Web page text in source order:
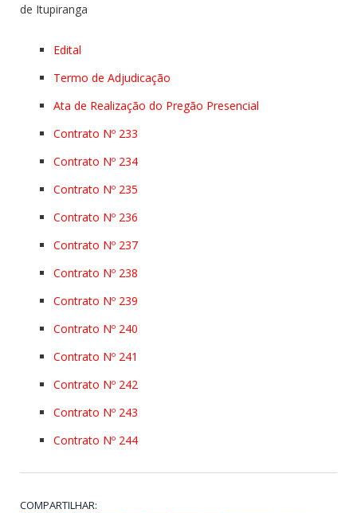
de Itupiranga
Edital
Termo de Adjudicação
Ata de Realização do Pregão Presencial
Contrato Nº 233
Contrato Nº 234
Contrato Nº 235
Contrato Nº 236
Contrato Nº 237
Contrato Nº 238
Contrato Nº 239
Contrato Nº 240
Contrato Nº 241
Contrato Nº 242
Contrato Nº 243
Contrato Nº 244
COMPARTILHAR: